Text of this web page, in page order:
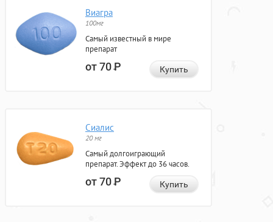
Виагра
100мг
Самый известный в мире
препарат
от 70Р Купить
Сиалис
20 мг
Самый долгоиграющий
препарат. Эффект до 36 часов.
от 70Р Купить